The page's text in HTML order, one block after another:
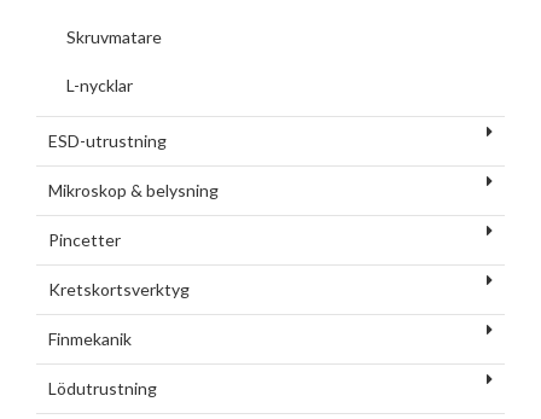
Skruvmatare
L-nycklar
ESD-utrustning
Mikroskop & belysning
Pincetter
Kretskortsverktyg
Finmekanik
Lödutrustning